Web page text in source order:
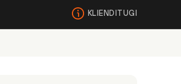
KLIENDITUGI